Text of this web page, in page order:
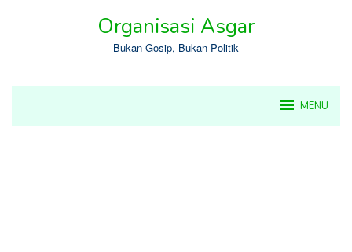
Organisasi Asgar
Bukan Gosip, Bukan Politik
MENU